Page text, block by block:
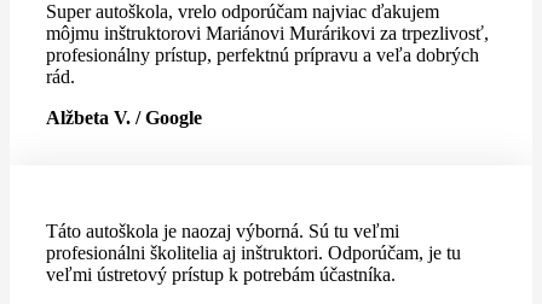
Super autoškola, vrelo odporúčam najviac ďakujem
môjmu inštruktorovi Mariánovi Murárikovi za trpezlivosť,
profesionálny prístup, perfektnú prípravu a veľa dobrých
rád.
Alžbeta V. / Google
Táto autoškola je naozaj výborná. Sú tu veľmi
profesionálni školitelia aj inštruktori. Odporúčam, je tu
veľmi ústretový prístup k potrebám účastníka.